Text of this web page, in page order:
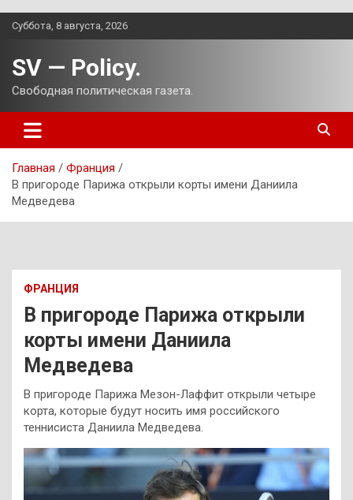
Перейти
Суббота, 8 августа, 2026
SV — Policy.
Свободная политическая газета.
Главная
Франция
В пригороде Парижа открыли корты имени Даниила
Медведева
ФРАНЦИЯ
В пригороде Парижа открыли
корты имени Даниила
Медведева
В пригороде Парижа Мезон-Лаффит открыли четыре
корта, которые будут носить имя российского
теннисиста Даниила Медведева.